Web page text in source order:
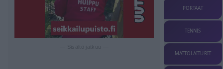
PORTAAT
TENNIS
MATTOLAITURIT